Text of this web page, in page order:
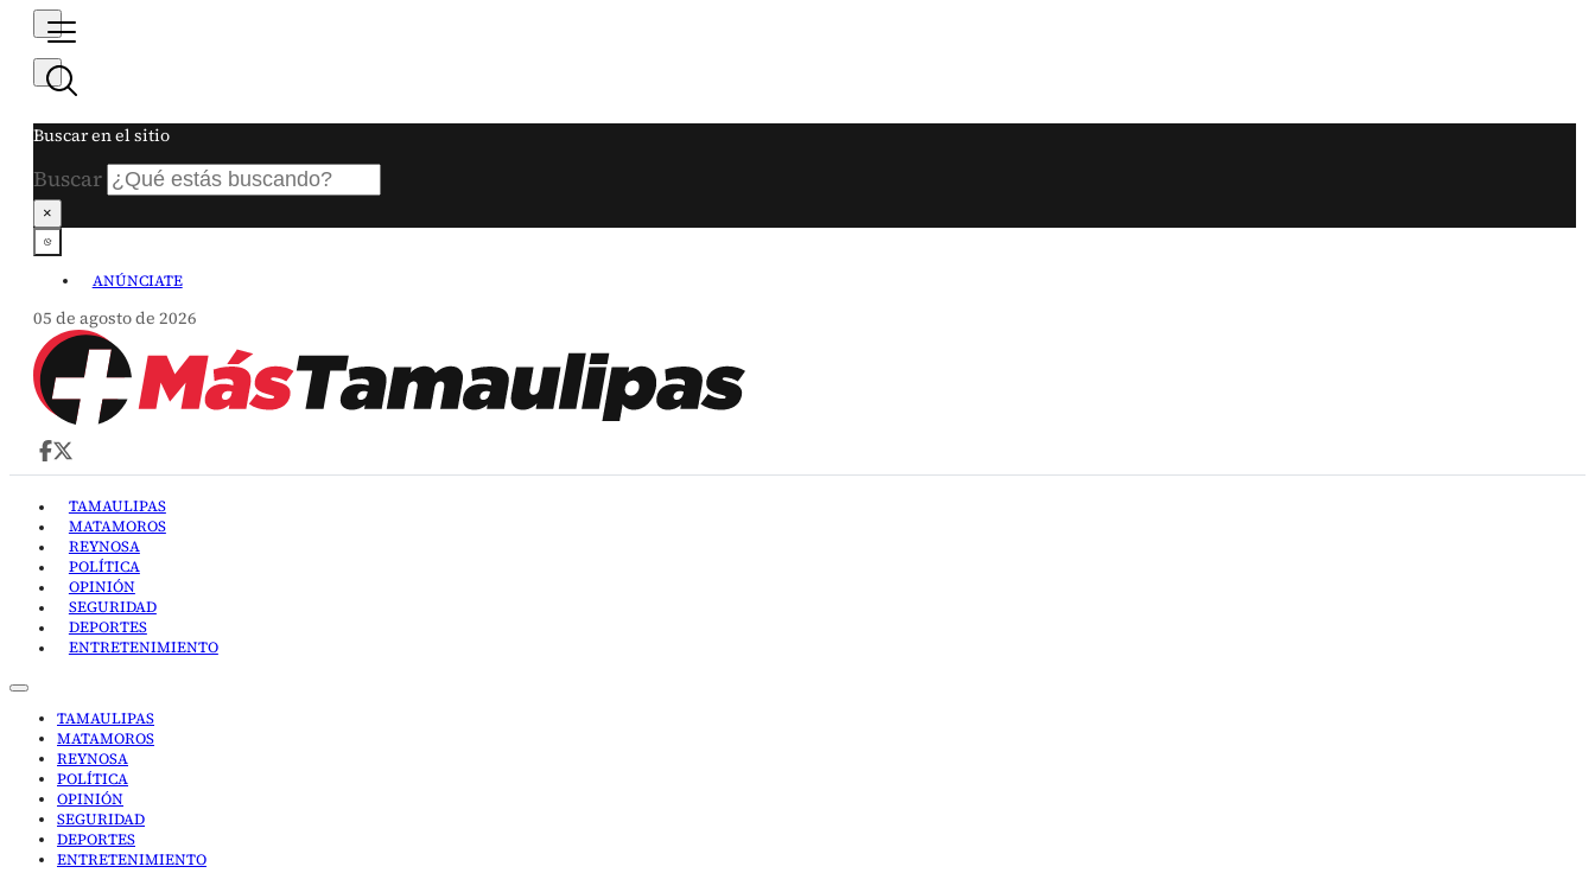
Buscar en el sitio
Buscar
×
ANÚNCIATE
05 de agosto de 2026
TAMAULIPAS
MATAMOROS
REYNOSA
POLÍTICA
OPINIÓN
SEGURIDAD
DEPORTES
ENTRETENIMIENTO
TAMAULIPAS
MATAMOROS
REYNOSA
POLÍTICA
OPINIÓN
SEGURIDAD
DEPORTES
ENTRETENIMIENTO